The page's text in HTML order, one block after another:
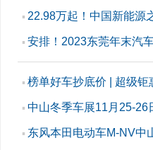
▪ 22.98万起！中国新能源
▪ 安排！2023东莞年末汽
▪ 榜单好车抄底价 | 超级钜
▪ 中山冬季车展11月25-26
▪ 东风本田电动车M-NV中